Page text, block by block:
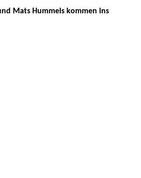
Mats Hummels kommen ins